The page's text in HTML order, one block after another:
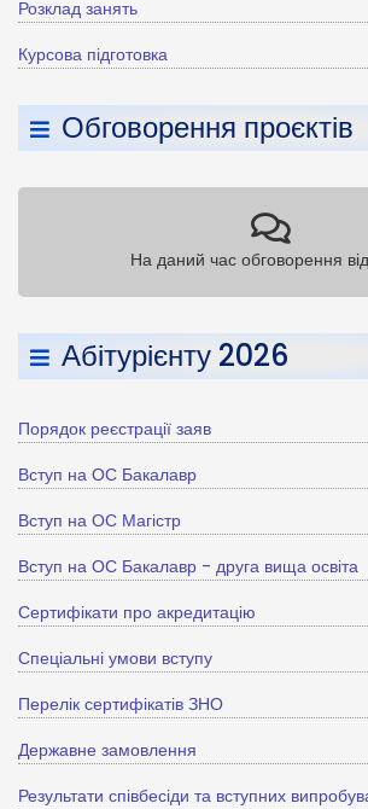
Розклад занять
Курсова підготовка
Обговорення проєктів
На даний час обговорення
Абітурієнту 2026
Порядок реєстрації заяв
Вступ на ОС Бакалавр
Вступ на ОС Магістр
Вступ на ОС Бакалавр - друга вища освіта
Сертифікати про акредитацію
Спеціальні умови вступу
Перелік сертифікатів ЗНО
Державне замовлення
Результати співбесіди та вступних